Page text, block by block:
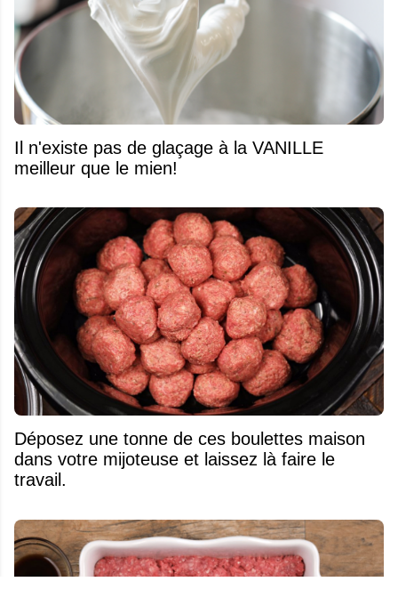
Il n'existe pas de glaçage à la VANILLE
meilleur que le mien!
Déposez une tonne de ces boulettes maison
dans votre mijoteuse et laissez là faire le
travail.